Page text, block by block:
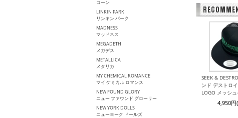
コーン
LINKIN PARK
リンキン パーク
MADNESS
マッドネス
MEGADETH
メガデス
METALLICA
メタリカ
MY CHEMICAL ROMANCE
マイ ケミカル ロマンス
NEW FOUND GLORY
ニュー ファウンド グローリー
NEW YORK DOLLS
ニューヨーク ドールズ
SEEK &
ンド デストロ
LOGO メッシ
4,950円